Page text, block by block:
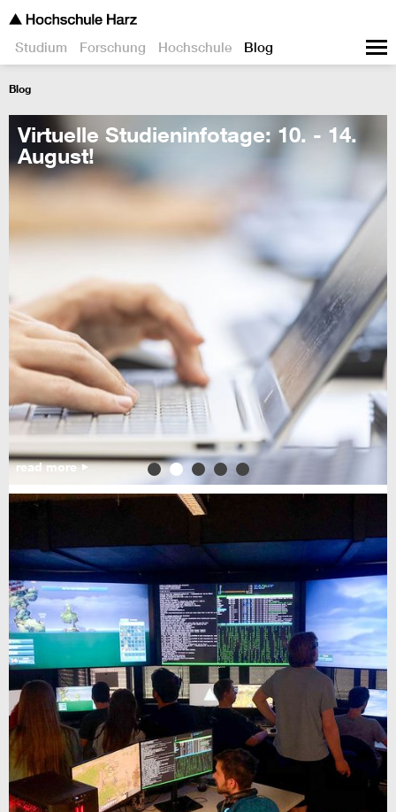
Studium Forschung Hochschule Blog
Blog
Virtuelle Studieninfotage: 10. - 14.
August!
read more